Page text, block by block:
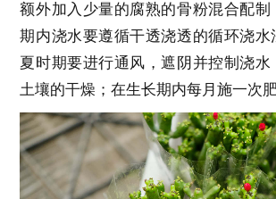
额外加入少量的腐熟的骨粉混合配制
期内浇水要遵循干透浇透的循环浇水
夏时期要进行通风，遮阴并控制浇水
土壤的干燥；在生长期内每月施一次肥